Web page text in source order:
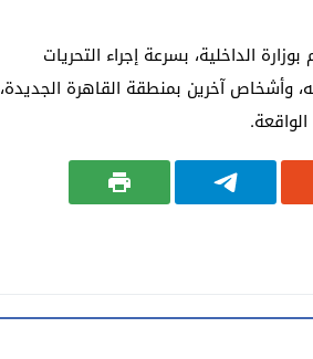
الداخلية، بسرعة إجراء التحريات
وأشخاص آخرين بمنطقة القاهرة الجديدة،